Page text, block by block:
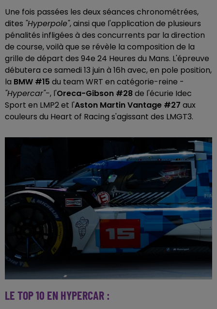
Une fois passées les deux séances chronométrées,
dites "Hyperpole", ainsi que l'application de plusieurs
pénalités infligées à des concurrents par la direction
de course, voilà que se révèle la composition de la
grille de départ des 94e 24 Heures du Mans. L'épreuve
débutera ce samedi 13 juin à 16h avec, en pole position,
la BMW #15 du team WRT en catégorie-reine -
"Hypercar"-, l'Oreca-Gibson #28de l'écurie Idec
Sport en LMP2 et l'Aston Martin Vantage #27 aux
couleurs du Heart of Racing s'agissant des LMGT3.
LE TOP 10 EN HYPERCAR :